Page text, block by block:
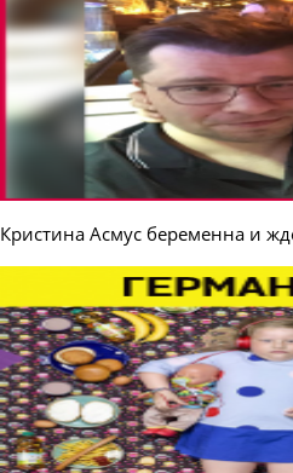
Кристина Асмус беременна и